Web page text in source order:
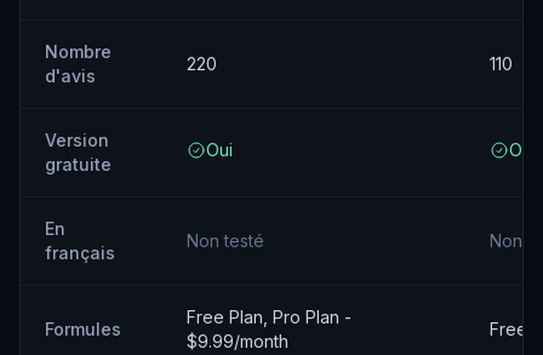
Nombre
d'avis
220 110
Version
gratuite
Oui Oui
En
français
Non testé Non
Formules
Free Plan, Pro Plan -
$9.99/month
Free